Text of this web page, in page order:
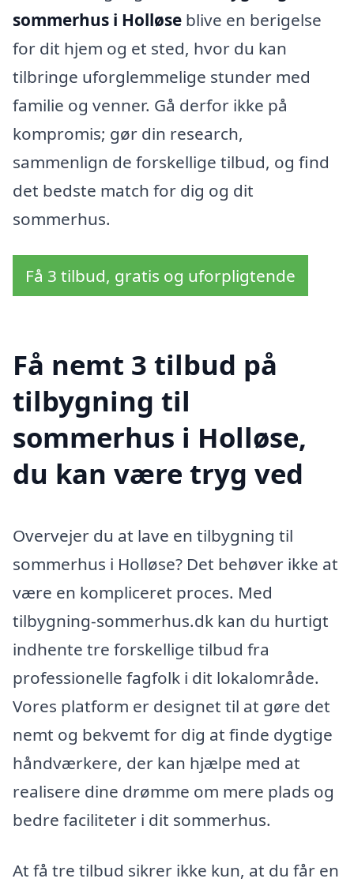
sommerhus i Holløse blive en berigelse
for dit hjem og et sted, hvor du kan
tilbringe uforglemmelige stunder med
familie og venner. Gå derfor ikke på
kompromis; gør din research,
sammenlign de forskellige tilbud, og find
det bedste match for dig og dit
sommerhus.
Få 3 tilbud, gratis og uforpligtende
Få nemt 3 tilbud på
tilbygning til
sommerhus i Holløse,
du kan være tryg ved
Overvejer du at lave en tilbygning til
sommerhus i Holløse? Det behøver ikke at
være en kompliceret proces. Med
tilbygning-sommerhus.dk kan du hurtigt
indhente tre forskellige tilbud fra
professionelle fagfolk i dit lokalområde.
Vores platform er designet til at gøre det
nemt og bekvemt for dig at finde dygtige
håndværkere, der kan hjælpe med at
realisere dine drømme om mere plads og
bedre faciliteter i dit sommerhus.
At få tre tilbud sikrer ikke kun, at du får en